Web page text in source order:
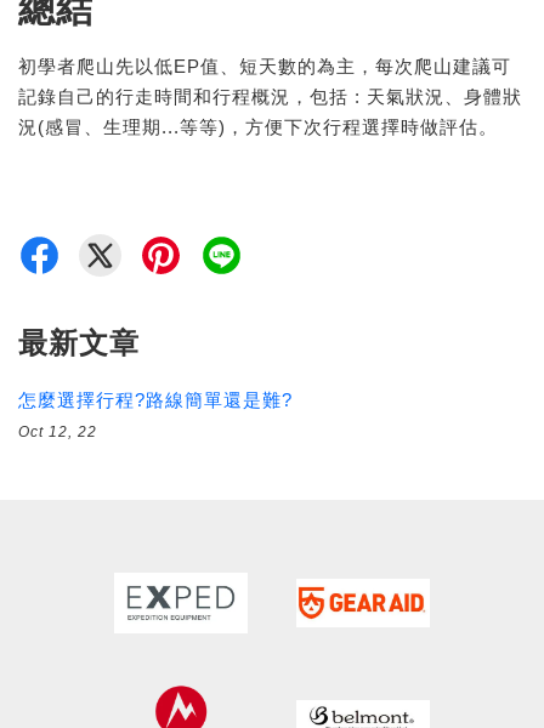
總結
初學者爬山先以低EP值、短天數的為主，每次爬山建議可
記錄自己的行走時間和行程概況，包括 : 天氣狀況、身體狀
況(感冒、生理期...等等)，方便下次行程選擇時做評估。
最新文章
怎麼選擇行程?路線簡單還是難?
Oct 12, 22